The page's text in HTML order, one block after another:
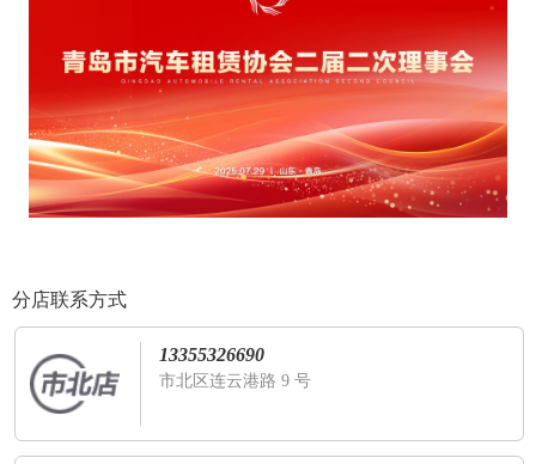
分店联系方式
13355326690
市北区连云港路 9 号